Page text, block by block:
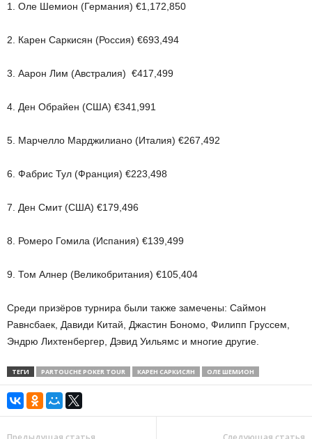
1. Оле Шемион (Германия) €1,172,850
2. Карен Саркисян (Россия) €693,494
3. Аарон Лим (Австралия) €417,499
4. Ден Обрайен (США) €341,991
5. Марчелло Марджилиано (Италия) €267,492
6. Фабрис Тул (Франция) €223,498
7. Ден Смит (США) €179,496
8. Ромеро Гомила (Испания) €139,499
9. Том Алнер (Великобритания) €105,404
Среди призёров турнира были также замечены: Саймон
Равнсбаек, Давиди Китай, Джастин Бономо, Филипп Груссем,
Эндрю Лихтенбергер, Дэвид Уильямс и многие другие.
ТЕГИ PARTOUCHE POKER TOUR КАРЕН САРКИСЯН ОЛЕ ШЕМИОН